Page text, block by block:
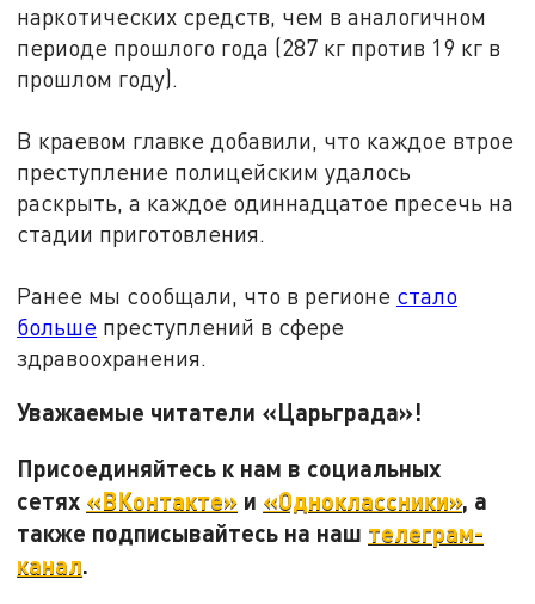
наркотических средств, чем в аналогичном
периоде прошлого года (287 кг против 19 кг в
прошлом году).
В краевом главке добавили, что каждое втрое
преступление полицейским удалось
раскрыть, а каждое одиннадцатое пресечь на
стадии приготовления.
Ранее мы сообщали, что в регионе стало
больше преступлений в сфере
здравоохранения.
Уважаемые читатели «Царьграда»!
Присоединяйтесь к нам в социальных
сетях «ВКонтакте» и «Одноклассники», а
также подписывайтесь на наш телеграм-
канал.